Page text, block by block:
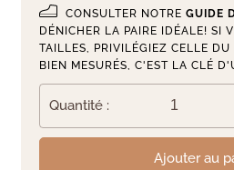
CONSULTER NOTRE GUIDE
DÉNICHER LA PAIRE IDÉALE! SI
TAILLES, PRIVILÉGIEZ CELLE DU
BIEN MESURÉS, C'EST LA CLÉ
Quantité :
Ajouter au